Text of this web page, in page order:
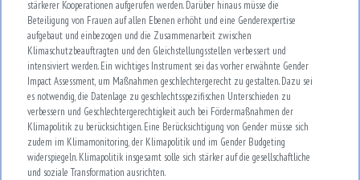
stärkerer Kooperationen aufgerufen werden. Darüber hinaus müsse die
Beteiligung von Frauen auf allen Ebenen erhöht und eine Genderexpertise
aufgebaut und einbezogen und die Zusammenarbeit zwischen
Klimaschutzbeauftragten und den Gleichstellungsstellen verbessert und
intensiviert werden. Ein wichtiges Instrument sei das vorher erwähnte Gender
Impact Assessment, um Maßnahmen geschlechtergerecht zu gestalten. Dazu sei
es notwendig, die Datenlage zu geschlechtsspezifischen Unterschieden zu
verbessern und Geschlechtergerechtigkeit auch bei Fördermaßnahmen der
Klimapolitik zu berücksichtigen. Eine Berücksichtigung von Gender müsse sich
zudem im Klimamonitoring, der Klimapolitik und im Gender Budgeting
widerspiegeln. Klimapolitik insgesamt solle sich stärker auf die gesellschaftliche
und soziale Transformation ausrichten.